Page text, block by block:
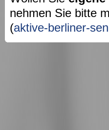
nehmen Sie bitte
(aktive-berliner-